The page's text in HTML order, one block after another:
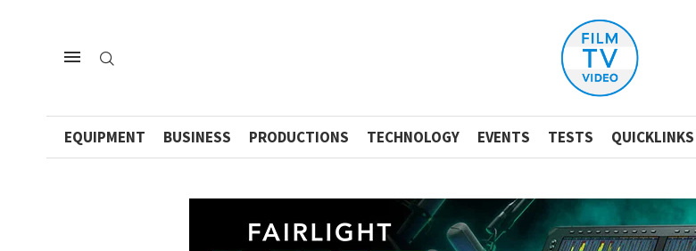
EQUIPMENT BUSINESS PRODUCTIONS TECHNOLOGY EVENTS TESTS QUICKLINKS